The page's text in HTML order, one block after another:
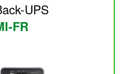
UPS
FR